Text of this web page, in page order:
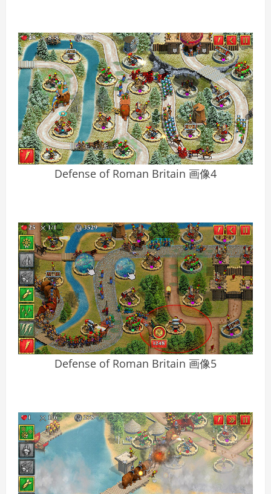
Defense of Roman Britain 画像4
Defense of Roman Britain 画像5